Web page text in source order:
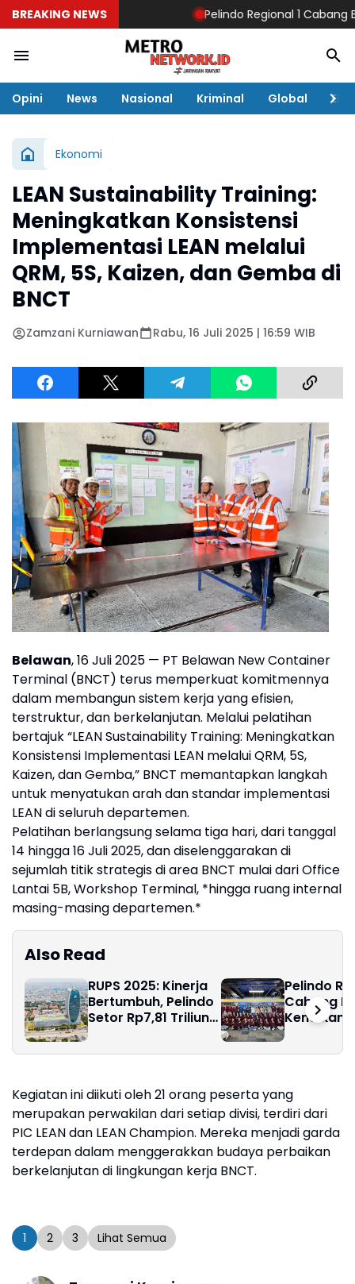
BREAKING NEWS Pelindo Regional 1 Cabang
Opini News Nasional Kriminal Global
Ekonomi
LEAN Sustainability Training:
Meningkatkan Konsistensi
Implementasi LEAN melalui
QRM, 5S, Kaizen, dan Gemba di
BNCT
Zamzani Kurniawan Rabu, 16 Juli 2025 | 16:59 WIB
Belawan, 16 Juli 2025 — PT Belawan New Container
Terminal (BNCT) terus memperkuat komitmennya
dalam membangun sistem kerja yang efisien,
terstruktur, dan berkelanjutan. Melalui pelatihan
bertajuk “LEAN Sustainability Training: Meningkatkan
Konsistensi Implementasi LEAN melalui QRM, 5S,
Kaizen, dan Gemba,” BNCT memantapkan langkah
untuk menyatukan arah dan standar implementasi
LEAN di seluruh departemen.
Pelatihan berlangsung selama tiga hari, dari tanggal
14 hingga 16 Juli 2025, dan diselenggarakan di
sejumlah titik strategis di area BNCT mulai dari Office
Lantai 5B, Workshop Terminal, *hingga ruang internal
masing-masing departemen.*
Also Read
RUPS 2025: Kinerja
Bertumbuh, Pelindo
Setor Rp7,81 Triliun
Pelindo
Cabang
Kenalkan
dalam
kepada
Binus
Kegiatan ini diikuti oleh 21 orang peserta yang
merupakan perwakilan dari setiap divisi, terdiri dari
PIC LEAN dan LEAN Champion. Mereka menjadi garda
terdepan dalam menggerakkan budaya perbaikan
berkelanjutan di lingkungan kerja BNCT.
1 2 3 Lihat Semua